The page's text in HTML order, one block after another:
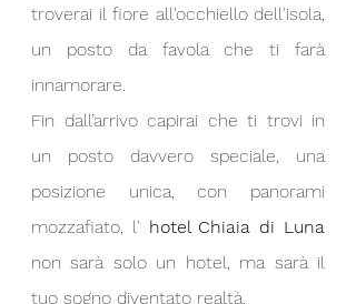
troverai il fiore all'occhiello dell'isola,
un posto da favola che ti farà
innamorare.
Fin dall’arrivo capirai che ti trovi in
un posto davvero speciale, una
posizione unica, con panorami
mozzafiato, l' hotel Chiaia di Luna
non sarà solo un hotel, ma sarà il
tuo sogno diventato realtà.